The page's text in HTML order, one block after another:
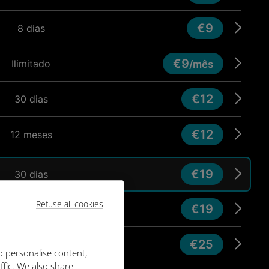
Refuse all cookies
personalise content,
We also share
8 dias €9
Ilimitado €9/mês
30 dias €12
12 meses €12
30 dias €19
8 dias €19
€25